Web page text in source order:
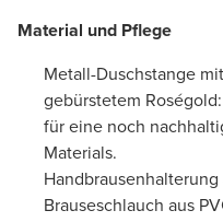
Material und Pflege
Metall-Duschstange
gebürstetem
für eine noch
Materials.
Handbrausenhalterung
Brauseschlauch aus